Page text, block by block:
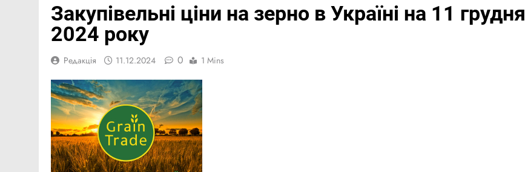
Закупівельні ціни на зерно в Україні на 11 грудня
2024 року
Редакція 11.12.2024 0 1 Mins